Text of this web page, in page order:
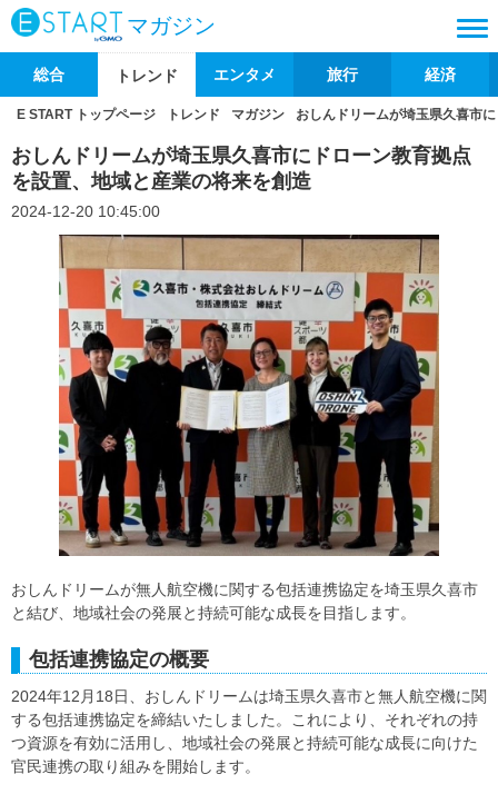
マガジン
総合 トレンド エンタメ 旅行 経済
E START トップページ トレンド マガジン おしんドリームが埼玉県久喜市
おしんドリームが埼玉県久喜市にドローン教育拠点
を設置、地域と産業の将来を創造
2024-12-20 10:45:00
おしんドリームが無人航空機に関する包括連携協定を埼玉県久喜市
と結び、地域社会の発展と持続可能な成長を目指します。
包括連携協定の概要
2024年12月18日、おしんドリームは埼玉県久喜市と無人航空機に関
する包括連携協定を締結いたしました。これにより、それぞれの持
つ資源を有効に活用し、地域社会の発展と持続可能な成長に向けた
官民連携の取り組みを開始します。